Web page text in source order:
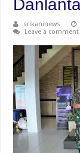
srikaninews
Leave a comment